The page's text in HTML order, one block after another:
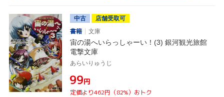
中古
店舗受取可
書籍
文庫
宙の湯へいらっしゃーい！(3) 銀河観光旅館
電撃文庫
あらいりゅうじ
¥99円
定価より462円（82%）おトク